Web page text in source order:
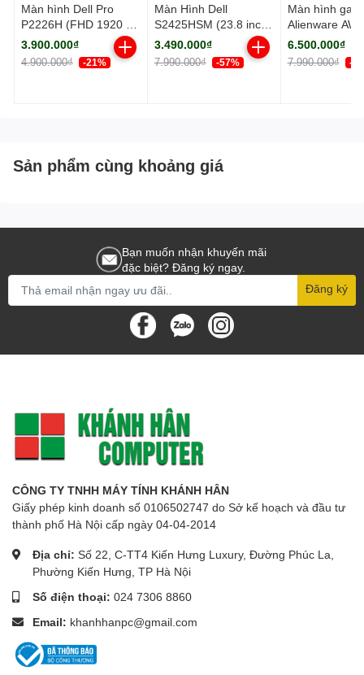
Màn hình Dell Pro
P2226H (FHD 1920 x
1080/ IPS/ 100Hz/ 8
ms)
3.900.000₫
4.900.000₫ -21%
Màn Hình Dell
S2425HSM (23.8 inch
- IPS - FHD - 144Hz -
1ms - Speaker)
3.490.000₫
7.990.000₫ -57%
Màn hình
Alienware
(27Inch/ 2K/
180Hz/ Fast
6.500.000₫
7.990.000₫ -
Sản phẩm cùng khoảng giá
Bạn muốn nhận khuyến mãi
đặc biệt? Đăng ký ngay.
Đăng ký
CÔNG TY TNHH MÁY TÍNH KHÁNH HÂN
Giấy phép kinh doanh số 0106502747 do Sở kế hoạch và đầu tư
thành phố Hà Nội cấp ngày 04-04-2014
Địa chỉ: Số 22, C-TT4 Kiến Hưng Luxury, Đường Phúc La,
Phường Kiến Hưng, TP Hà Nội
Số điện thoại: 024 7306 8860
Email: khanhhanpc@gmail.com